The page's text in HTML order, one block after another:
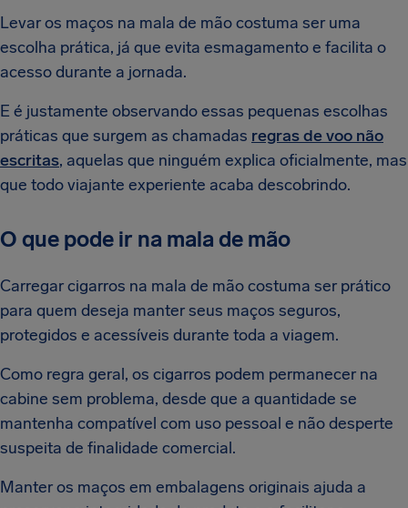
Levar os maços na mala de mão costuma ser uma
escolha prática, já que evita esmagamento e facilita o
acesso durante a jornada.
E é justamente observando essas pequenas escolhas
práticas que surgem as chamadas regras de voo não
escritas, aquelas que ninguém explica oficialmente, mas
que todo viajante experiente acaba descobrindo.
O que pode ir na mala de mão
Carregar cigarros na mala de mão costuma ser prático
para quem deseja manter seus maços seguros,
protegidos e acessíveis durante toda a viagem.
Como regra geral, os cigarros podem permanecer na
cabine sem problema, desde que a quantidade se
mantenha compatível com uso pessoal e não desperte
suspeita de finalidade comercial.
Manter os maços em embalagens originais ajuda a